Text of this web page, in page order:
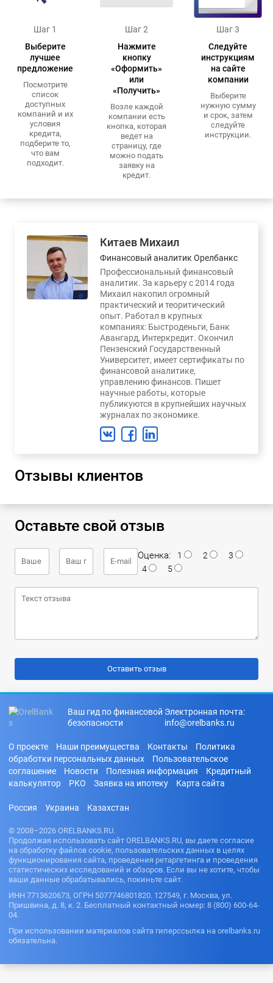
Шаг 1
Выберите
лучшее
предложение
Посмотрите
список
доступных
компаний и их
условия
кредита,
подберите то,
что вам
подходит.
Шаг 2
Нажмите
кнопку
«Оформить»
или
«Получить»
Возле каждой
компании есть
кнопка, которая
ведет на
страницу, где
можно подать
заявку на
кредит.
Шаг 3
Следуйте
инструкциям
на сайте
компании
Выберите
нужную сумму
и срок, затем
следуйте
инструкции.
Китаев Михаил
Финансовый аналитик Орелбанкс
Профессиональный финансовый
аналитик. За карьеру с 2014 года
Михаил накопил огромный
практический и теоритический
опыт. Работал в крупных
компаниях: Быстроденьги, Банк
Авангард, Интеркредит. Окончил
Пензенский Государственный
Университет, имеет сертификаты по
финансовой аналитике,
управлению финансов. Пишет
научные работы, которые
публикуются в крупнейших научных
журналах по экономике.
Отзывы клиентов
Оставьте свой отзыв
Оценка: 1 2
3
4
5
Ваш гид по финансовой
безопасности
Электронная почта:
info@orelbanks.ru
О проекте Наши преимущества Контакты
Политика
обработки персональных данных
Пользовательское
соглашение
Новости Полезная информация
Кредитный
калькулятор
РКО Заявка на ипотеку Карта сайта
Россия Украина Казахстан
© 2008–2026 ORELBANKS.RU.
Продолжая использовать сайт ORELBANKS.RU, вы даете согласие
на обработку файлов cookie, пользовательских данных в целях
функционирования сайта, проведения ретаргетинга и проведения
статистических исследований и обзоров. Если вы не хотите, чтобы
ваши данные обрабатывались, покиньте сайт.
ИНН 7713620673, ОГРН 5077746801820. 127549, г. Москва, ул.
Пришвина, д. 8, к. 2. Бесплатный контактный номер: 8 (800) 600-64-
04.
При использовании материалов сайта гиперссылка на orelbanks.ru
обязательна.